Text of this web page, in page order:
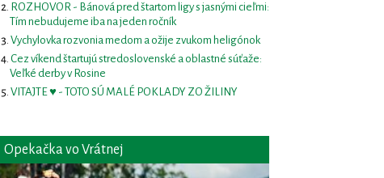
ROZHOVOR - Bánová pred štartom ligy s jasnými cieľmi:
Tím nebudujeme iba na jeden ročník
Vychylovka rozvonia medom a ožije zvukom heligónok
Cez víkend štartujú stredoslovenské a oblastné súťaže:
Veľké derby v Rosine
VITAJTE ♥ - TOTO SÚ MALÉ POKLADY ZO ŽILINY
Opekačka vo Vrátnej